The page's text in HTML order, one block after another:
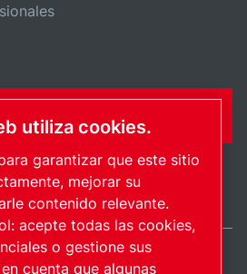
DE CONTACTO
utiliza cookies.
garantizar que este sitio
mejorar su
contenido relevante.
acepte todas las cookies,
o gestione sus
cuenta que algunas